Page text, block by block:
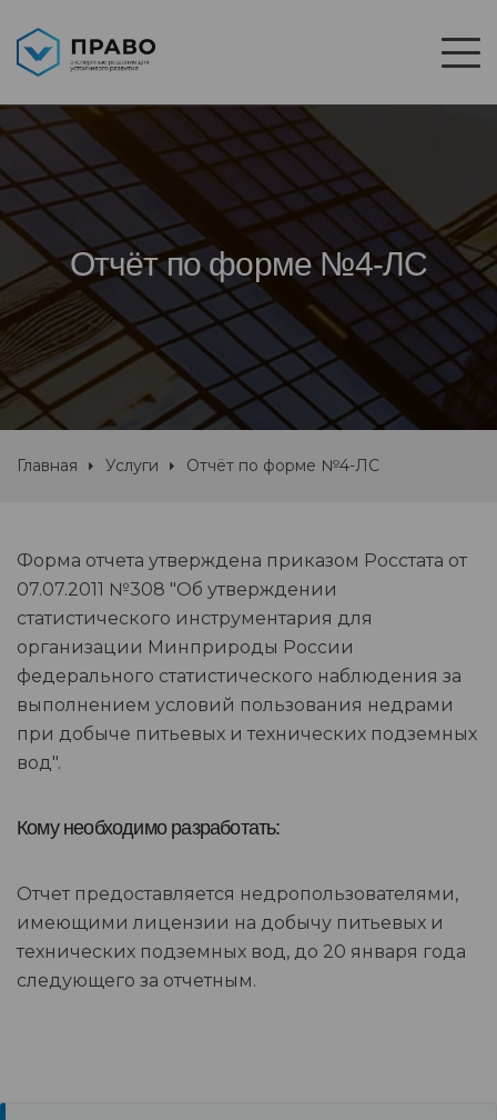
Отчёт по форме №4-ЛС
Главная Услуги Отчёт по форме №4-ЛС
Форма отчета утверждена приказом Росстата от
07.07.2011 №308 "Об утверждении
статистического инструментария для
организации Минприроды России
федерального статистического наблюдения за
выполнением условий пользования недрами
при добыче питьевых и технических подземных
вод".
Кому необходимо разработать:
Отчет предоставляется недропользователями,
имеющими лицензии на добычу питьевых и
технических подземных вод, до 20 января года
следующего за отчетным.